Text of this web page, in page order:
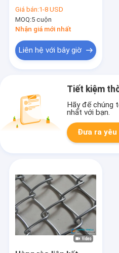
vượt trội và chống gỉ
Giá bán:1-8 USD
MOQ:5 cuộn
Nhận giá mới nhất
Liên hệ với bây giờ
Tiết kiệm
Hãy để chúng
nhất với bạn.
Đưa ra yêu